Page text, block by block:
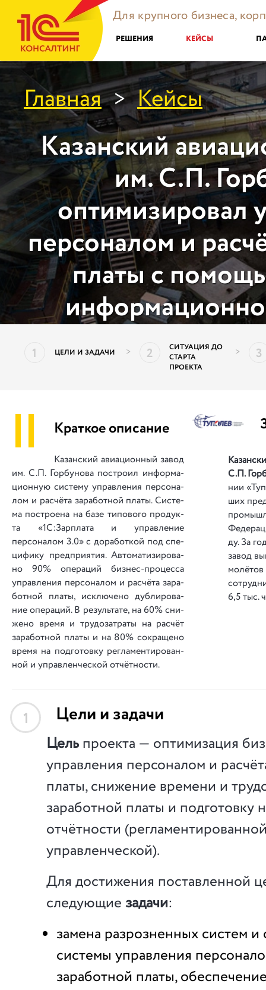
Для крупного бизнеса,
РЕШЕНИЯ КЕЙСЫ
Главная > Кейсы
Казанский
им. С.П.
оптимизировал
персоналом и
платы с
1 ЦЕЛИ И ЗАДАЧИ > 2
СИТУАЦИЯ ДО
СТАРТА
ПРОЕКТА
> 3
|| Краткое описание
Казанский авиационный завод
им. С.П. Горбунова по­стро­ил ин­фор­ма­
ци­он­ную си­сте­му упра­вле­ния пер­со­на­
лом и ра­счё­та за­ра­бот­ной пла­ты. Си­сте­
ма по­стро­е­на на ба­зе ти­по­во­го про­дук­
та «1С:Зарплата и управление
персоналом 3.0» с до­ра­бот­кой под спе­
ци­фи­ку пред­при­я­тия. Авто­ма­ти­зи­ро­ва­
но 90% опе­ра­ций би­знес-про­цес­са
упра­вле­ния пер­со­на­лом и ра­счё­та за­ра­
бот­ной пла­ты, исклю­че­но ду­бли­ро­ва­
ние опе­ра­ций. В ре­зуль­та­те, на 60% сни­
же­но вре­мя и тру­до­за­тра­ты на ра­счёт
за­ра­бот­ной пла­ты и на 80% со­кра­ще­но
вре­мя на под­го­тов­ку ре­гла­мен­ти­ро­ван­
ной и упра­влен­чес­кой от­чёт­но­сти.
С.П.
нии
ших
ду. За
за­вод
6,5 тыс.
1 Цели и задачи
Цельпроекта — оптимизация
управления персоналом и
платы, снижение времени и
заработной платы и подготовку
отчётности
управленческой).
Для достижения поставленной
следующие задачи:
замена разрозненных систем
системы управления
заработной платы,